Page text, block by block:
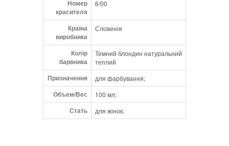
AROMA GUARD Технологія, яка працює у
синергії із запахами продукту. AromaGuard
зменшує сприйняття людиною цього
запаху та замінює його бажаним
ароматом.
• Змінює сприйняття мозком того, що
відчуває носа
• AromaGuard знижує сприйняття
неприємного запаху на 70%.
Номер
красителя
6/00
Країна
виробника
Словенія
Колір
барвника
Темний блондин натуральний
теплий
Призначення для фарбування;
Объем/Вес 100 мл;
Стать для жінок;